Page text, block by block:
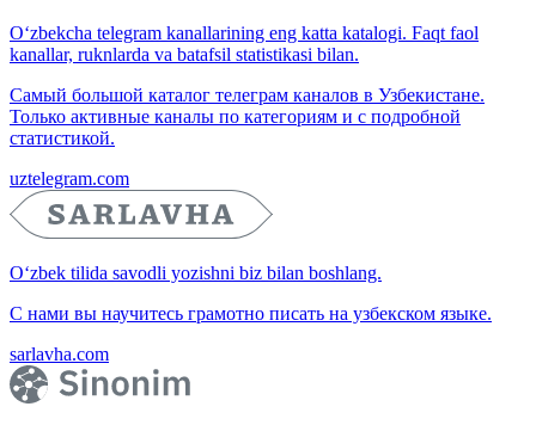
O‘zbekcha telegram kanallarining eng katta katalogi. Faqt faol
kanallar, ruknlarda va batafsil statistikasi bilan.
Самый большой каталог телеграм каналов в Узбекистане.
Только активные каналы по категориям и с подробной
статистикой.
uztelegram.com
O‘zbek tilida savodli yozishni biz bilan boshlang.
С нами вы научитесь грамотно писать на узбекском языке.
sarlavha.com